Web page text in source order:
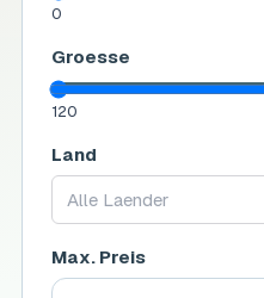
0
Groesse
120
Land
Alle Laender
Max. Preis